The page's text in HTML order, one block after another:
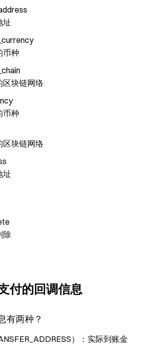
址
币种
块链网络
币种
块链网络
址
除
付的回调信息
有两种？
）：实际到账金